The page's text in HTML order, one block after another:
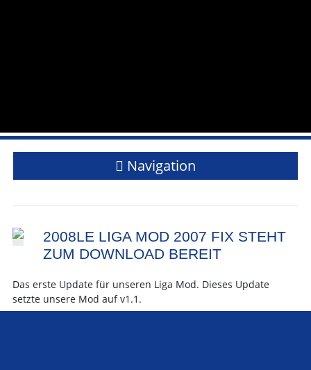
Navigation
2008LE LIGA MOD 2007 FIX STEHT
ZUM DOWNLOAD BEREIT
Das erste Update für unseren Liga Mod. Dieses Update
setzte unsere Mod auf v1.1.